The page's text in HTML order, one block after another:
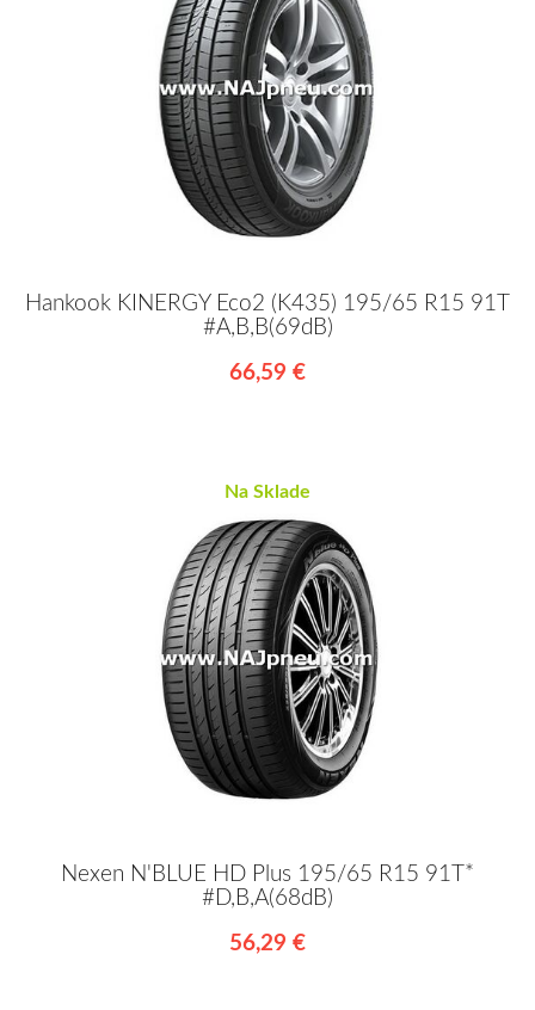
Hankook KINERGY Eco2 (K435) 195/65 R15 91T
#A,B,B(69dB)
66,59 €
Na Sklade
Nexen N'BLUE HD Plus 195/65 R15 91T*
#D,B,A(68dB)
56,29 €